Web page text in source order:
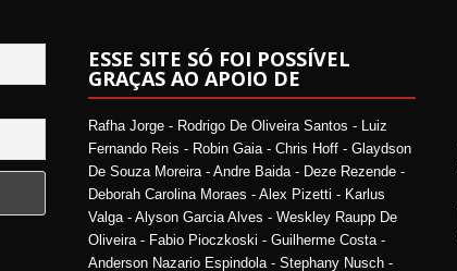
ESSE SITE SÓ FOI POSSÍVEL
GRAÇAS AO APOIO DE
Rafha Jorge - Rodrigo De Oliveira Santos - Luiz
Fernando Reis - Robin Gaia - Chris Hoff - Glaydson
De Souza Moreira - Andre Baida - Deze Rezende -
Deborah Carolina Moraes - Alex Pizetti - Karlus
Valga - Alyson Garcia Alves - Weskley Raupp De
Oliveira - Fabio Pioczkoski - Guilherme Costa -
Anderson Nazario Espindola - Stephany Nusch -